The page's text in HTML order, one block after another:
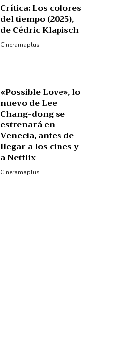
Crítica: Los colores
del tiempo (2025),
de Cédric Klapisch
Cineramaplus
«Possible Love», lo
nuevo de Lee
Chang-dong se
estrenará en
Venecia, antes de
llegar a los cines y
a Netflix
Cineramaplus